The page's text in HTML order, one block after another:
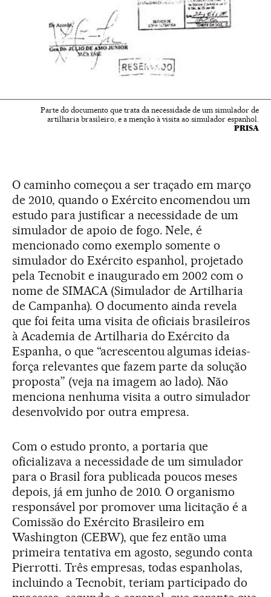
Parte do documento que trata da necessidade de um simulador de
artilharia brasileiro, e a menção à visita ao simulador espanhol.
PRISA
O caminho começou a ser traçado em março
de 2010, quando o Exército encomendou um
estudo para justificar a necessidade de um
simulador de apoio de fogo. Nele, é
mencionado como exemplo somente o
simulador do Exército espanhol, projetado
pela Tecnobit e inaugurado em 2002 com o
nome de SIMACA (Simulador de Artilharia
de Campanha). O documento ainda revela
que foi feita uma visita de oficiais brasileiros
à Academia de Artilharia do Exército da
Espanha, o que “acrescentou algumas ideias-
força relevantes que fazem parte da solução
proposta” (veja na imagem ao lado). Não
menciona nenhuma visita a outro simulador
desenvolvido por outra empresa.
Com o estudo pronto, a portaria que
oficializava a necessidade de um simulador
para o Brasil fora publicada poucos meses
depois, já em junho de 2010. O organismo
responsável por promover uma licitação é a
Comissão do Exército Brasileiro em
Washington (CEBW), que fez então uma
primeira tentativa em agosto, segundo conta
Pierrotti. Três empresas, todas espanholas,
incluindo a Tecnobit, teriam participado do